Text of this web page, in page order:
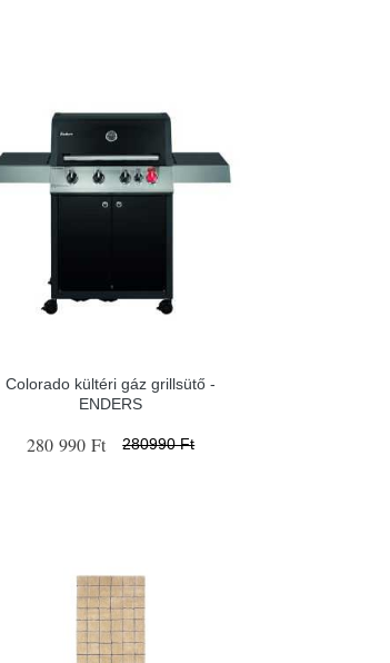
Colorado kültéri gáz grillsütő -
ENDERS
280 990 Ft 280990 Ft